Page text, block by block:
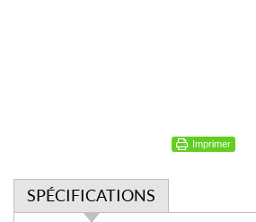
Imprimer
SPÉCIFICATIONS